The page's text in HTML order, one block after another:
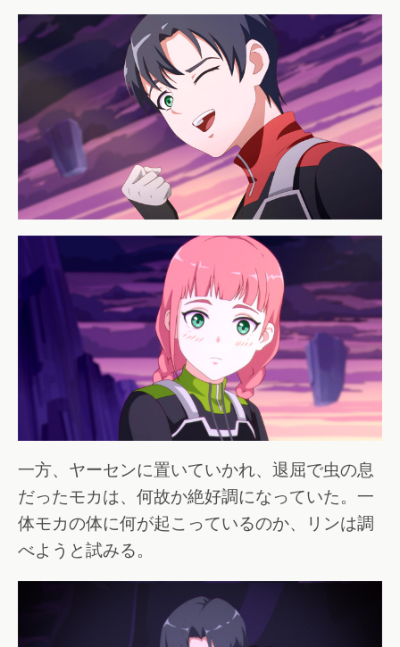
一方、ヤーセンに置いていかれ、退屈で虫の息
だったモカは、何故か絶好調になっていた。一
体モカの体に何が起こっているのか、リンは調
べようと試みる。